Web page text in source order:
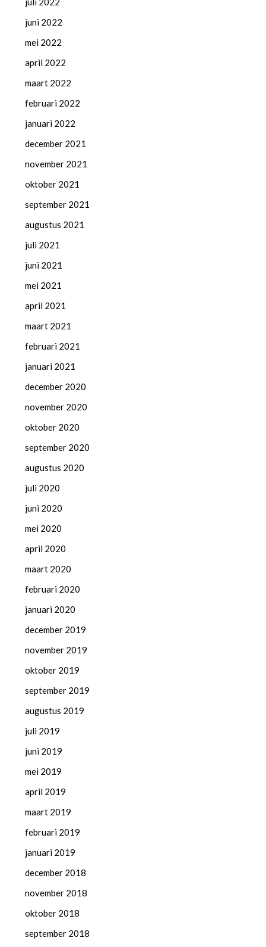
juni 2022
mei 2022
april 2022
maart 2022
februari 2022
januari 2022
december 2021
november 2021
oktober 2021
september 2021
augustus 2021
juli 2021
juni 2021
mei 2021
april 2021
maart 2021
februari 2021
januari 2021
december 2020
november 2020
oktober 2020
september 2020
augustus 2020
juli 2020
juni 2020
mei 2020
april 2020
maart 2020
februari 2020
januari 2020
december 2019
november 2019
oktober 2019
september 2019
augustus 2019
juli 2019
juni 2019
mei 2019
april 2019
maart 2019
februari 2019
januari 2019
december 2018
november 2018
oktober 2018
september 2018